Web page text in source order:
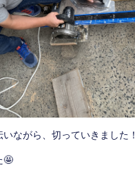
ながら、切っていきました！
🤩